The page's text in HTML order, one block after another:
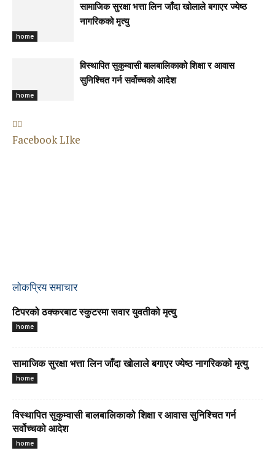
home
सामाजिक सुरक्षा भत्ता लिन जाँदा खोलाले बगाएर ज्येष्ठ
नागरिकको मृत्यु
home
विस्थापित सुकुम्वासी बालबालिकाको शिक्षा र आवास
सुनिश्चित गर्न सर्वोच्चको आदेश
Facebook LIke
लोकप्रिय समाचार
टिपरको ठक्करबाट स्कुटरमा सवार युवतीको मृत्यु
home
सामाजिक सुरक्षा भत्ता लिन जाँदा खोलाले बगाएर ज्येष्ठ नागरिकको मृत्यु
home
विस्थापित सुकुम्वासी बालबालिकाको शिक्षा र आवास सुनिश्चित गर्न
सर्वोच्चको आदेश
home